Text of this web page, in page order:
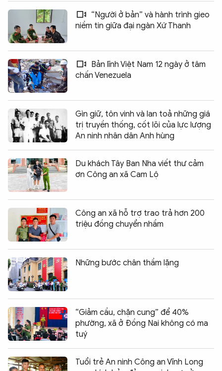
“Người ở bản” và hành trình gieo
niềm tin giữa đại ngàn Xứ Thanh
Bản lĩnh Việt Nam 12 ngày ở tâm
chấn Venezuela
Gìn giữ, tôn vinh và lan toả những giá
trị truyền thống, cốt lõi của lực lượng
An ninh nhân dân Anh hùng
Du khách Tây Ban Nha viết thư cảm
ơn Công an xã Cam Lộ
Công an xã hỗ trợ trao trả hơn 200
triệu đồng chuyển nhầm
Những bước chân thầm lặng
“Giảm cầu, chặn cung” để 40%
phường, xã ở Đồng Nai không có ma
tuý
Tuổi trẻ An ninh Công an Vĩnh Long